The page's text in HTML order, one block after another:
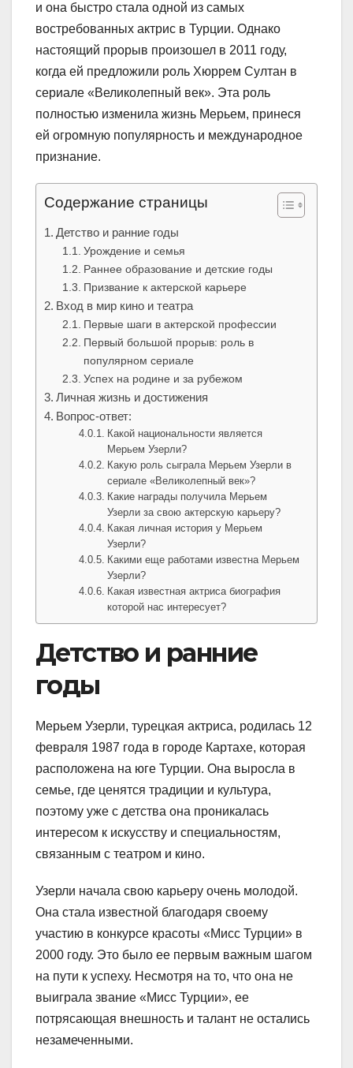
и она быстро стала одной из самых
востребованных актрис в Турции. Однако
настоящий прорыв произошел в 2011 году,
когда ей предложили роль Хюррем Султан в
сериале «Великолепный век». Эта роль
полностью изменила жизнь Мерьем, принеся
ей огромную популярность и международное
признание.
Содержание страницы
Детство и ранние годы
Урождение и семья
Раннее образование и детские годы
Призвание к актерской карьере
Вход в мир кино и театра
Первые шаги в актерской профессии
Первый большой прорыв: роль в
популярном сериале
Успех на родине и за рубежом
Личная жизнь и достижения
Вопрос-ответ:
Какой национальности является
Мерьем Узерли?
Какую роль сыграла Мерьем Узерли в
сериале «Великолепный век»?
Какие награды получила Мерьем
Узерли за свою актерскую карьеру?
Какая личная история у Мерьем
Узерли?
Какими еще работами известна Мерьем
Узерли?
Какая известная актриса биография
которой нас интересует?
Детство и ранние
годы
Мерьем Узерли, турецкая актриса, родилась 12
февраля 1987 года в городе Картахе, которая
расположена на юге Турции. Она выросла в
семье, где ценятся традиции и культура,
поэтому уже с детства она проникалась
интересом к искусству и специальностям,
связанным с театром и кино.
Узерли начала свою карьеру очень молодой.
Она стала известной благодаря своему
участию в конкурсе красоты «Мисс Турции» в
2000 году. Это было ее первым важным шагом
на пути к успеху. Несмотря на то, что она не
выиграла звание «Мисс Турции», ее
потрясающая внешность и талант не остались
незамеченными.